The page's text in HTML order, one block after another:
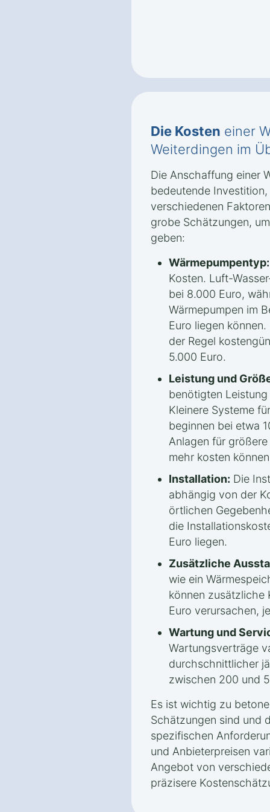
Die Kosten einer
Weiterdingen im
Die Anschaffung einer
bedeutende
verschiedenen
grobe Schätzungen,
geben:
Wärmepumpentyp:
Kosten. Luft-
bei 8.000 Euro,
Wärmepumpen im
Euro liegen
der Regel
5.000 Euro.
Leistung und
benötigten
Kleinere Systeme
beginnen bei etwa
Anlagen für
mehr kosten
Installation: Die
abhängig von der
örtlichen
die
Euro liegen.
Zusätzliche
wie ein
können zusätzliche
Euro verursachen,
Wartung und
Wartungsverträge
durchschnittlicher
zwischen 200 und
Es ist wichtig zu
Schätzungen sind und
spezifischen
und Anbieterpreisen
Angebot von
präzisere